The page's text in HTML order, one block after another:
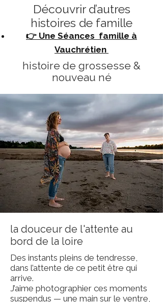
Découvrir d’autres
histoires de famille
👉 Une Séances famille à
Vauchrétien
histoire de grossesse &
nouveau né
la douceur de l'attente au
bord de la loire
Des instants pleins de tendresse,
dans l’attente de ce petit être qui
arrive.
J’aime photographier ces moments
suspendus — une main sur le ventre,